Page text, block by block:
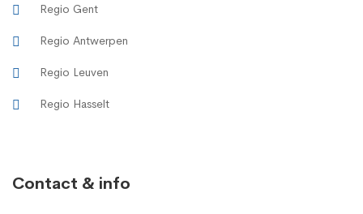
Regio Gent
Regio Antwerpen
Regio Leuven
Regio Hasselt
Contact & info